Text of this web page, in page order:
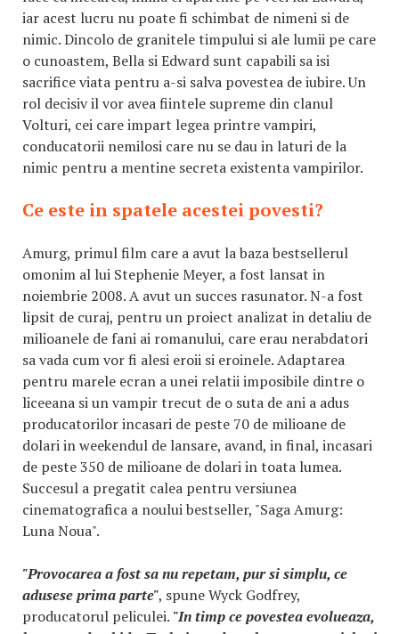
iar acest lucru nu poate fi schimbat de nimeni si de
nimic. Dincolo de granitele timpului si ale lumii pe care
o cunoastem, Bella si Edward sunt capabili sa isi
sacrifice viata pentru a-si salva povestea de iubire. Un
rol decisiv il vor avea fiintele supreme din clanul
Volturi, cei care impart legea printre vampiri,
conducatorii nemilosi care nu se dau in laturi de la
nimic pentru a mentine secreta existenta vampirilor.
Ce este in spatele acestei povesti?
Amurg, primul film care a avut la baza bestsellerul
omonim al lui Stephenie Meyer, a fost lansat in
noiembrie 2008. A avut un succes rasunator. N-a fost
lipsit de curaj, pentru un proiect analizat in detaliu de
milioanele de fani ai romanului, care erau nerabdatori
sa vada cum vor fi alesi eroii si eroinele. Adaptarea
pentru marele ecran a unei relatii imposibile dintre o
liceeana si un vampir trecut de o suta de ani a adus
producatorilor incasari de peste 70 de milioane de
dolari in weekendul de lansare, avand, in final, incasari
de peste 350 de milioane de dolari in toata lumea.
Succesul a pregatit calea pentru versiunea
cinematografica a noului bestseller, "Saga Amurg:
Luna Noua".
"Provocarea a fost sa nu repetam, pur si simplu, ce
adusese prima parte", spune Wyck Godfrey,
producatorul peliculei. "In timp ce povestea evolueaza,